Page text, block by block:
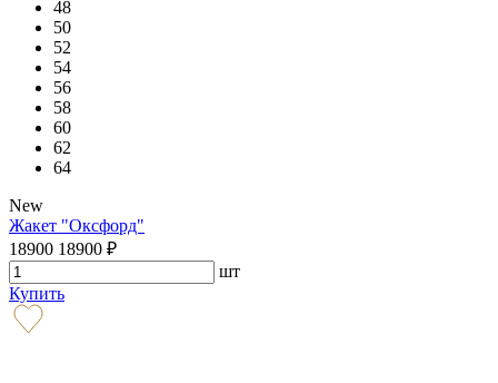
48
50
52
54
56
58
60
62
64
New
Жакет "Оксфорд"
18900 18900 ₽
шт
Купить